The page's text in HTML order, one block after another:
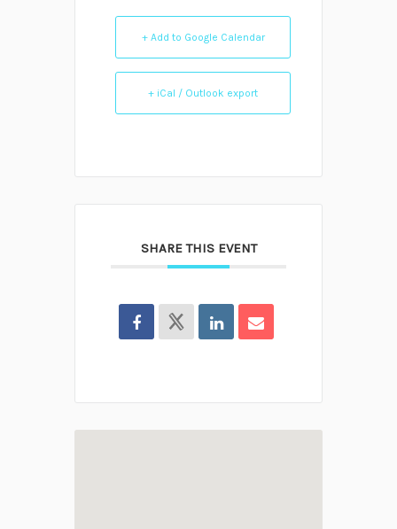
+ Add to Google Calendar
+ iCal / Outlook export
SHARE THIS EVENT